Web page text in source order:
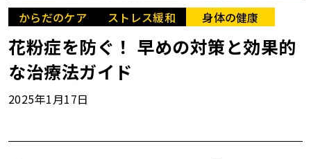
からだのケア ストレス緩和 身体の健康
花粉症を防ぐ！ 早めの対策と効果的
な治療法ガイド
2025年1月17日